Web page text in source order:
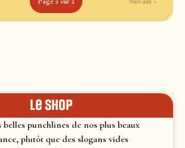
le shop
punchlines de nos plus beaux
plutôt que des slogans vides